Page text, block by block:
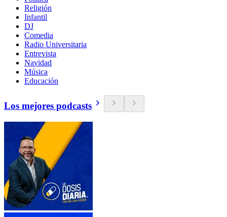
Religión
Infantil
DJ
Comedia
Radio Universitaria
Entrevista
Navidad
Música
Educación
Los mejores podcasts